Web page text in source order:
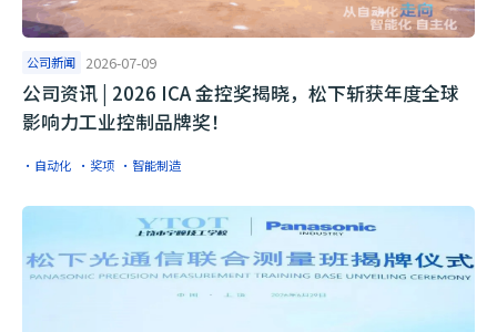
公司新闻 2026-07-09
公司资讯 | 2026 ICA 金控奖揭晓，松下斩获年度全球
影响力工业控制品牌奖！
·自动化 ·奖项 ·智能制造